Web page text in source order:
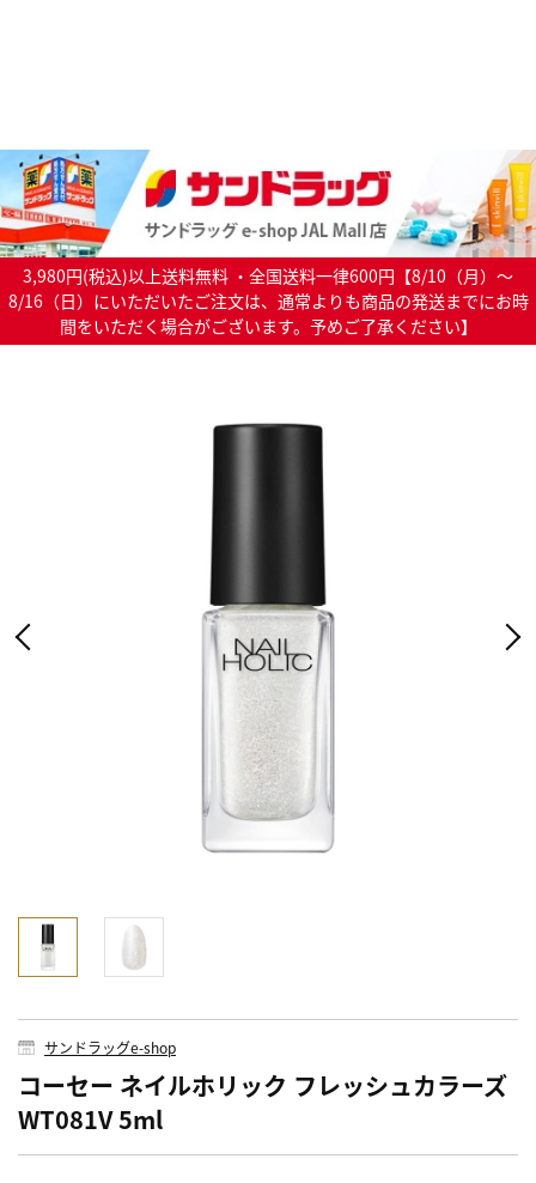
3,980円(税込)以上送料無料 ・全国送料一律600円【8/10（月）～
8/16（日）にいただいたご注文は、通常よりも商品の発送までにお時
間をいただく場合がございます。予めご了承ください】
サンドラッグe-shop
コーセー ネイルホリック フレッシュカラーズ
WT081V 5ml